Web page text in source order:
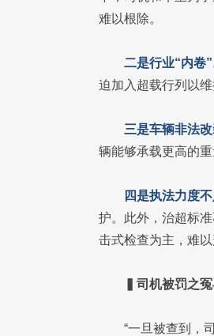
难以根除。
二是行业“内卷”
迫加入超载行列以
三是车辆非法改
辆能够承载更高的
四是执法力度不
护。此外，治超标
击式检查为主，难
▍司机被罚之
“一旦被查到，